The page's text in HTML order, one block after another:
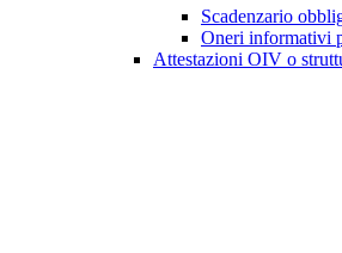
Scadenzario
Oneri informativi
Attestazioni OIV o